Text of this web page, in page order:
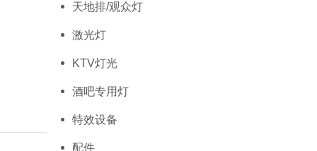
天地排/观众灯
激光灯
KTV灯光
酒吧专用灯
特效设备
配件